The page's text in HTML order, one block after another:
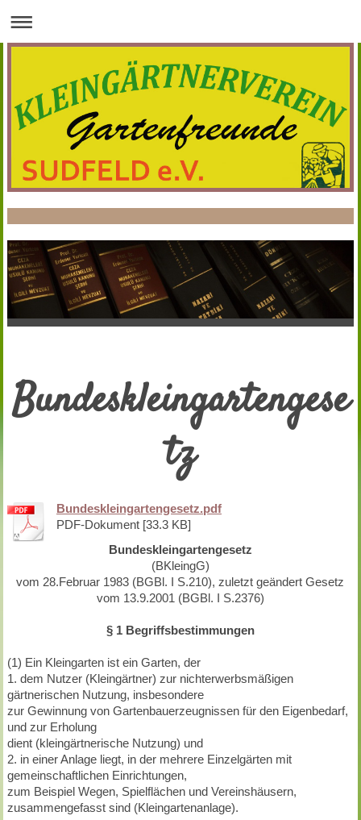
Bundeskleingartengese
tz
Bundeskleingartengesetz.pdf
PDF-Dokument [33.3 KB]
Bundeskleingartengesetz
(BKleingG)
vom 28.Februar 1983 (BGBl. I S.210), zuletzt geändert Gesetz
vom 13.9.2001 (BGBl. I S.2376)
§ 1 Begriffsbestimmungen
(1) Ein Kleingarten ist ein Garten, der
1. dem Nutzer (Kleingärtner) zur nichterwerbsmäßigen
gärtnerischen Nutzung, insbesondere
zur Gewinnung von Gartenbauerzeugnissen für den Eigenbedarf,
und zur Erholung
dient (kleingärtnerische Nutzung) und
2. in einer Anlage liegt, in der mehrere Einzelgärten mit
gemeinschaftlichen Einrichtungen,
zum Beispiel Wegen, Spielflächen und Vereinshäusern,
zusammengefasst sind (Kleingartenanlage).